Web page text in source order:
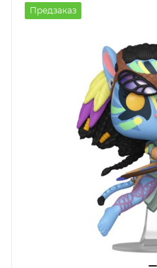
Предзаказ